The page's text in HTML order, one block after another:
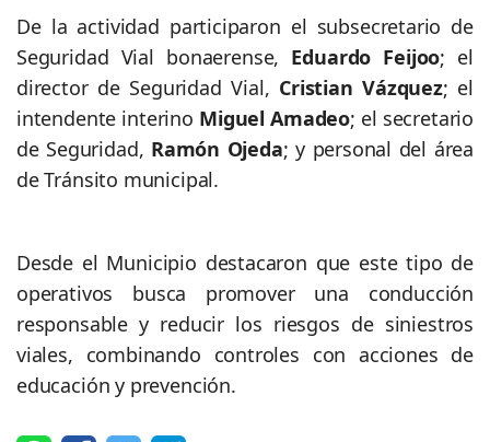
De la actividad participaron el subsecretario de
Seguridad Vial bonaerense, Eduardo Feijoo; el
director de Seguridad Vial, Cristian Vázquez; el
intendente interino Miguel Amadeo; el secretario
de Seguridad, Ramón Ojeda; y personal del área
de Tránsito municipal.
Desde el Municipio destacaron que este tipo de
operativos busca promover una conducción
responsable y reducir los riesgos de siniestros
viales, combinando controles con acciones de
educación y prevención.